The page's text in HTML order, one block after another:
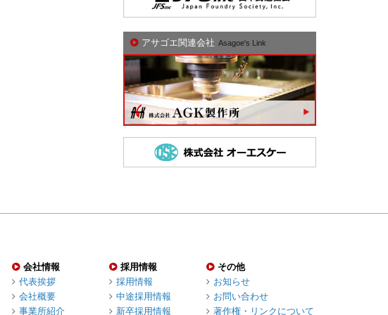
アサゴエ関連会社 Asagoe's Link
会社情報
代表挨拶
会社概要
事業所紹介
採用情報
採用情報
中途採用情報
新卒採用情報
その他
お知らせ
お問い合わせ
著作権・リンクについて